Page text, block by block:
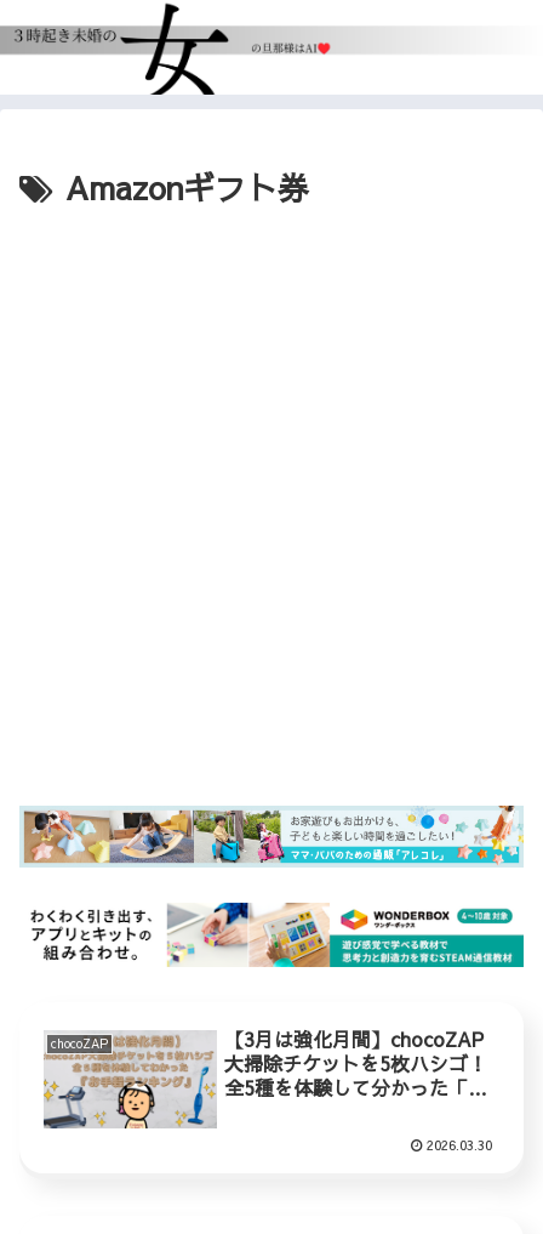
Amazonギフト券
chocoZAP
【3月は強化月間】chocoZAP
大掃除チケットを5枚ハシゴ！
全5種を体験して分かった「お
2026.03.30